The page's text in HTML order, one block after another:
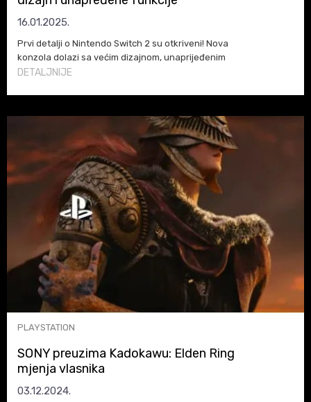
16.01.2025.
Prvi detalji o Nintendo Switch 2 su otkriveni! Nova
konzola dolazi sa većim dizajnom, unaprijeđenim
funkcijama i kompatibilnošću sa Switch igrama. Saznajte
DETALJNIJE
PLAYSTATION
SONY preuzima Kadokawu: Elden Ring
mjenja vlasnika
03.12.2024.